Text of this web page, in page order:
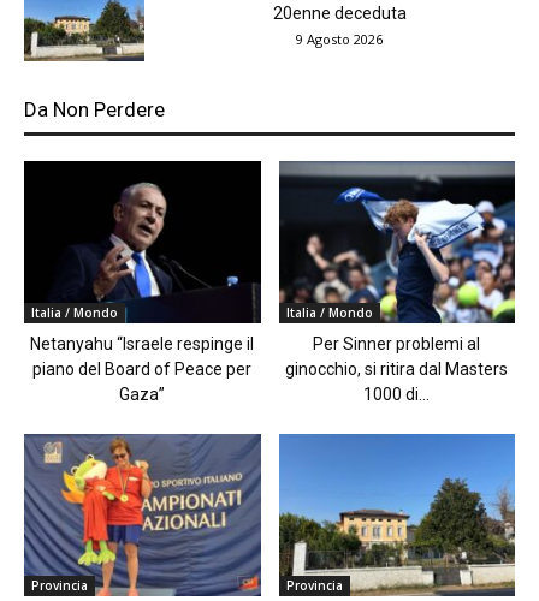
20enne deceduta
9 Agosto 2026
Da Non Perdere
Italia / Mondo
Netanyahu “Israele respinge il
piano del Board of Peace per
Gaza”
Italia / Mondo
Per Sinner problemi al
ginocchio, si ritira dal Masters
1000 di...
Provincia Provincia